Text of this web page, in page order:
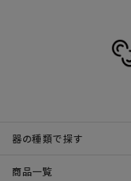
器の種類で探す
商品一覧